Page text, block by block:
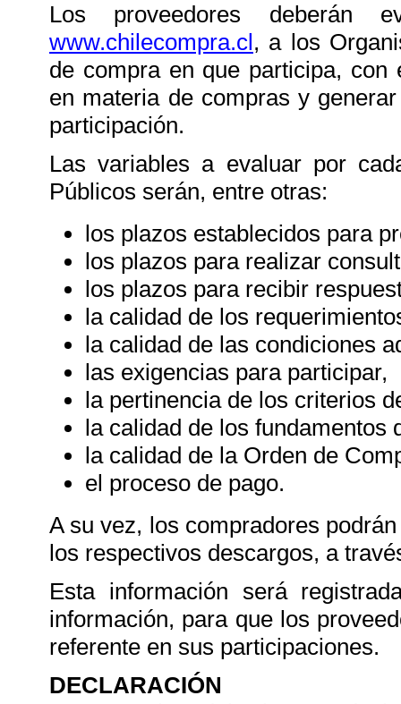
Los proveedores deberán
www.chilecompra.cl, a los
de compra en que participa,
en materia de compras y
participación.
Las variables a evaluar por
Públicos serán, entre otras:
los plazos establecidos para
los plazos para realizar
los plazos para recibir
la calidad de los
la calidad de las condiciones
las exigencias para participar,
la pertinencia de los criterios
la calidad de los fundamentos
la calidad de la Orden de
el proceso de pago.
A su vez, los compradores
los respectivos descargos, a
Esta información será
información, para que los
referente en sus participaciones.
DECLARACIÓN